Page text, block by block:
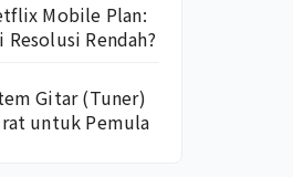
Mobile Plan:
Resolusi Rendah?
Gitar (Tuner)
untuk Pemula